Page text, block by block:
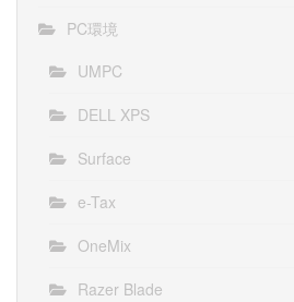
PC環境
UMPC
DELL XPS
Surface
e-Tax
OneMix
Razer Blade